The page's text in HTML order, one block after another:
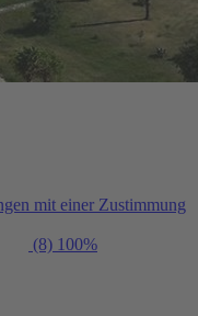
mit einer Zustimmung
(8) 100%